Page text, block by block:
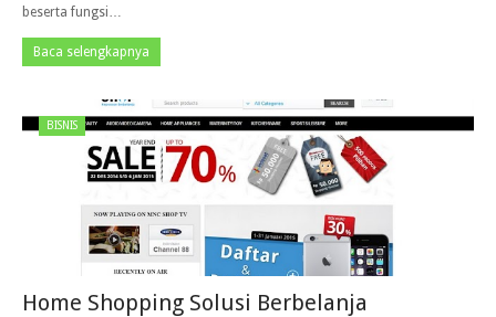
beserta fungsi…
Baca selengkapnya
BISNIS
Home Shopping Solusi Berbelanja